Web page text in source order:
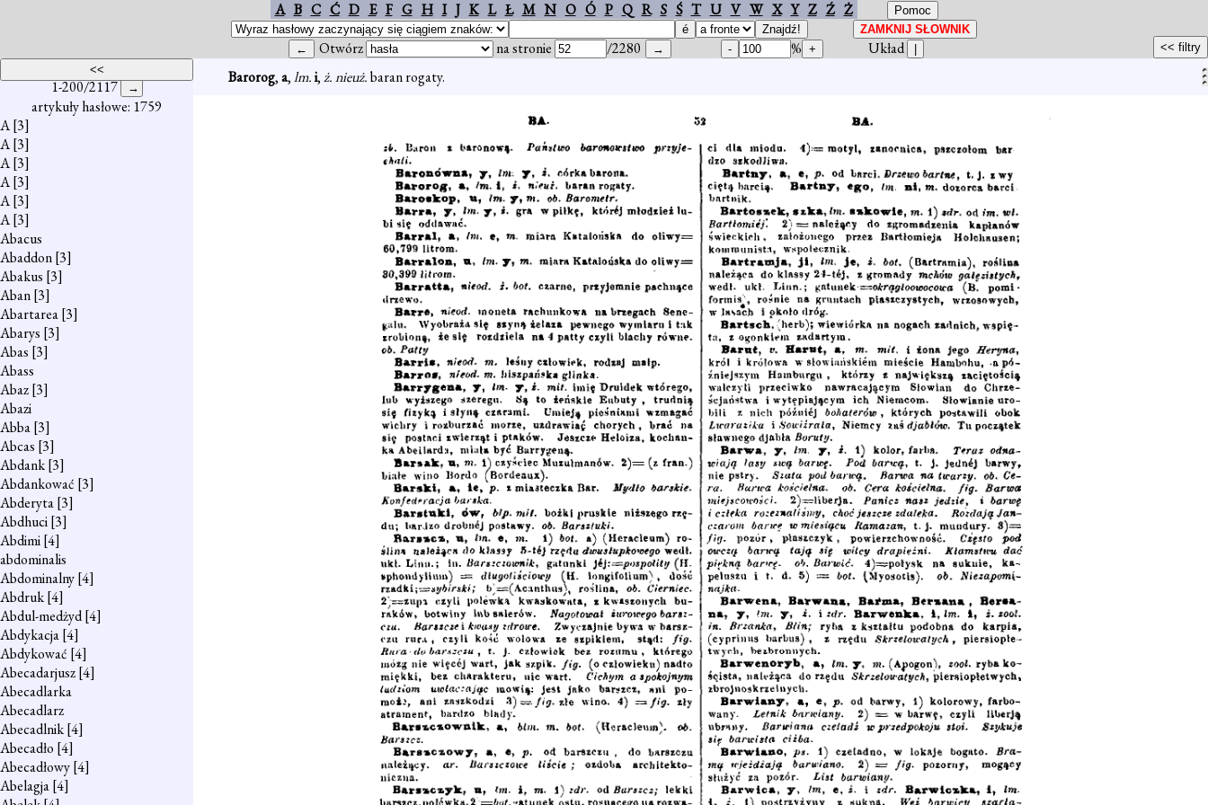
A B C Ć D E F G H I J K L Ł M N O Ó P Q R S Ś T U V W X Y Z Ź Ż
Otwórz na stronie /2280 % Układ
1-200/2117
artykuły hasłowe: 1759
A[3]
A[3]
A[3]
A[3]
A[3]
A[3]
Abacus
Abaddon[3]
Abakus [3]
Aban[3]
Abartarea[3]
Abarys [3]
Abas [3]
Abass
Abaz[3]
Abazi
Abba[3]
Abcas [3]
Abdank[3]
Abdankować [3]
Abderyta[3]
Abdhuci[3]
Abdimi[4]
abdominalis
Abdominalny[4]
Abdruk[4]
Abdul-medżyd[4]
Abdykacja[4]
Abdykować [4]
Abecadarjusz[4]
Abecadlarka
Abecadlarz
Abecadlnik[4]
Abecadło [4]
Abecadłowy[4]
Abelagja[4]
Barorog,a,lm.i,ż. nieuż.baran rogaty.